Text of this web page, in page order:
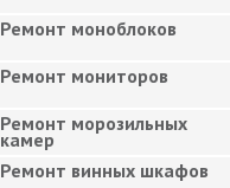
Ремонт моноблоков
Ремонт мониторов
Ремонт морозильных
камер
Ремонт винных шкафов